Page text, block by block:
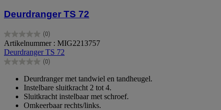
Deurdranger TS 72
(0)
0.0
van
de
5
Artikelnummer : MIG2213757
Deurdranger TS 72
(0)
0.0
sterren.
Deurdranger met tandwiel en tandheugel.
Instelbare sluitkracht 2 tot 4.
Sluitkracht instelbaar met schroef.
Omkeerbaar rechts/links.